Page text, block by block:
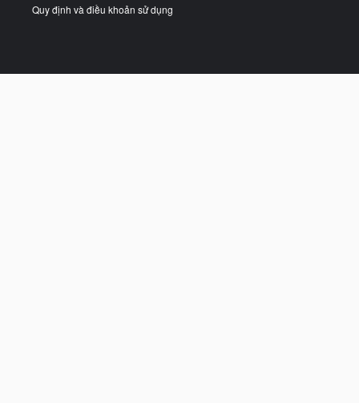
Quy định và điều khoản sử dụng